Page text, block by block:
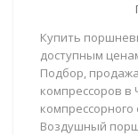
Купить
доступным
Подбор,
компрессоров в
Воздушный